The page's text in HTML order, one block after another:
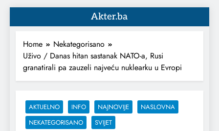
Akter.ba
Home
Nekategorisano
Uživo / Danas hitan sastanak NATO-a, Rusi
granatirali pa zauzeli najveću nuklearku u Evropi
AKTUELNO INFO NAJNOVIJE
NASLOVNA
NEKATEGORISANO
SVIJET